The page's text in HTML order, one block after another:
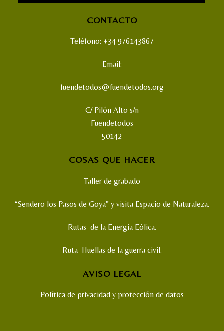
CONTACTO
Teléfono: +34 976143867
Email:
fuendetodos@fuendetodos.org
C/ Pilón Alto s/n
Fuendetodos
50142
COSAS QUE HACER
Taller de grabado
“Sendero los Pasos de Goya” y visita Espacio de Naturaleza.
Rutas de la Energía Eólica.
Ruta Huellas de la guerra civil.
AVISO LEGAL
Política de privacidad y protección de datos